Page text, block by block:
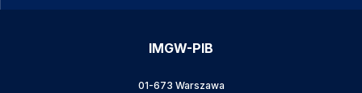
IMGW-PIB
01-673 Warszawa